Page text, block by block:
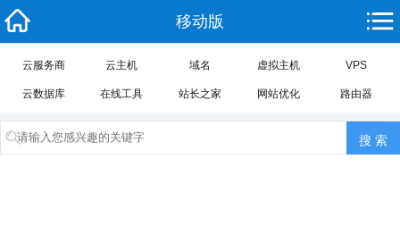
移动版
云服务商 云主机 域名 虚拟主机 VPS
云数据库 在线工具 站长之家 网站优化 路由器